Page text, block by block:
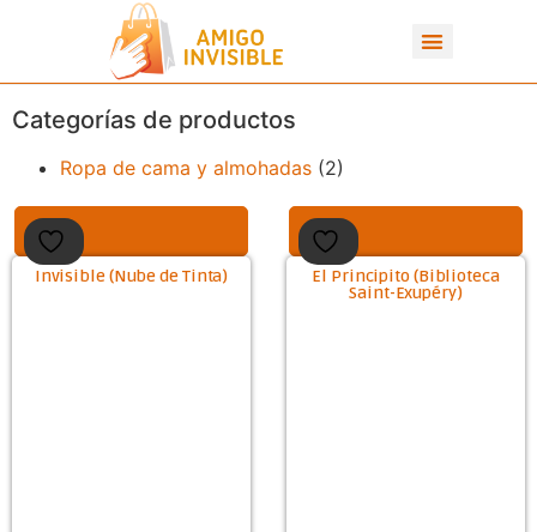
Categorías de productos
Ropa de cama y almohadas (2)
Invisible (Nube de Tinta)
El Principito (Biblioteca
Saint-Exupéry)